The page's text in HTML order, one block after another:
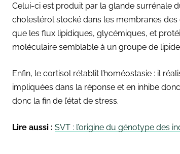
Celui-ci est produit par la glande surrénale
cholestérol stocké dans les membranes
que les flux lipidiques, glycémiques, et
moléculaire semblable à un groupe de
Enfin, le cortisol rétablit l’homéostasie : il
impliquées dans la réponse et en inhibe
donc la fin de l’état de stress.
Lire aussi : SVT : l’origine du génotype des